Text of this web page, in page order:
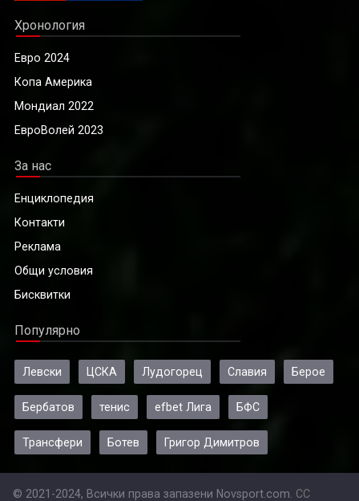
Хронология
Евро 2024
Копа Америка
Мондиал 2022
ЕвроВолей 2023
За нас
Енциклопедия
Контакти
Реклама
Общи условия
Бисквитки
Популярно
Левски ЦСКА Лудогорец Славия Берое
Бербатов тенис efbet Лига БФС
Трансфери Ботев Григор Димитров
© 2021-2024, Всички права запазени Novsport.com. CC